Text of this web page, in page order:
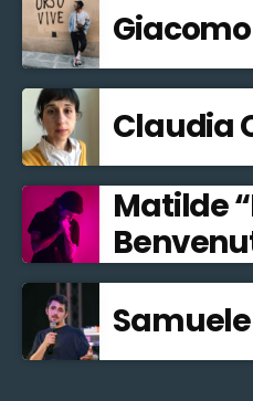
Claudia
Matilde